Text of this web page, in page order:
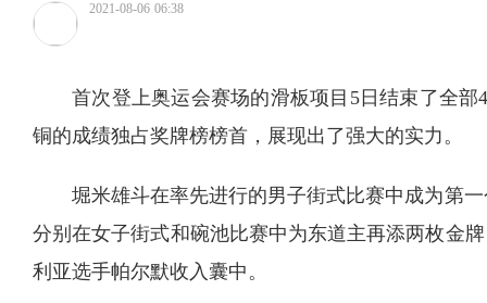
2021-08-06 06:38
首次登上奥运会赛场的滑板项目5日结束了全
铜的成绩独占奖牌榜榜首，展现出了强大的实力。
堀米雄斗在率先进行的男子街式比赛中成为第
分别在女子街式和碗池比赛中为东道主再添两枚金
利亚选手帕尔默收入囊中。